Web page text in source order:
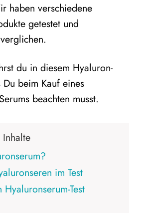
haben verschiedene
getestet und
du in diesem Hyaluron-
Du beim Kauf eines
beachten musst.
im Test
Test